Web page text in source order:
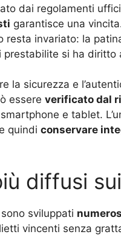
dai regolamenti
garantisce una
resta invariato: la
prestabilite si ha diritto
la sicurezza e
essere verificato dal
e tablet.
quindi conservare
diffusi
sviluppati
vincenti senza